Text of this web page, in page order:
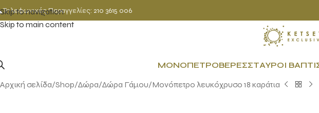
Skip to navigation
Skip to main content
Τηλεφωνικές Παραγγελίες: 210 3615 006
ΜΟΝΌΠΕΤΡΟΒΈΡΕΣΣΤΑΥΡΟΊ
Αρχική σελίδα Shop Δώρα Δώρα Γάμου Μονόπετρο λευκόχρυσο 18 καράτια